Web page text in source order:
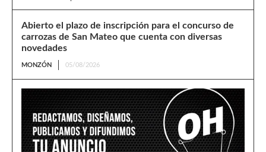
Abierto el plazo de inscripción para el concurso de
carrozas de San Mateo que cuenta con diversas
novedades
MONZÓN 05/08/2026